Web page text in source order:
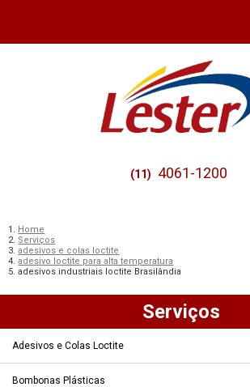
(11) 4061-1200
Home
Serviços
adesivos e colas loctite
adesivo loctite para alta temperatura
adesivos industriais loctite Brasilândia
Serviços
Adesivos e Colas Loctite
Bombonas Plásticas